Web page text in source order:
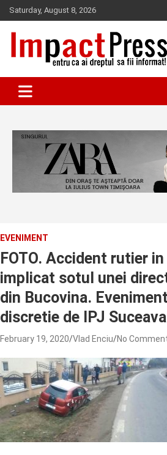
Skip
to
content
Saturday, August 8, 2026
IMPACTPRESS
EVENIMENT
FOTO. Accident rutier
implicat sotul unei
din Bucovina.
discretie de IPJ Suceava
February 19, 2020 Vlad Enciu No